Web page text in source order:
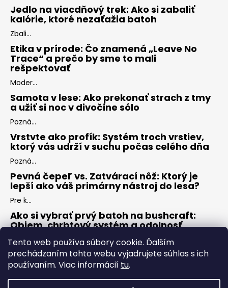
Tento web používa súbory cookie. Ďalším
prechádzaním tohto webu vyjadrujete súhlas s ich
používaním. Viac informácií tu.
Jedlo na viacdňový trek: Ako si zabaliť
kalórie, ktoré nezaťažia batoh
Zbali...
Etika v prírode: Čo znamená „Leave No
Trace“ a prečo by sme to mali
rešpektovať
Moder...
Samota v lese: Ako prekonať strach z tmy
a užiť si noc v divočine sólo
Pozná...
Vrstvte ako profík: Systém troch vrstiev,
ktorý vás udrží v suchu počas celého dňa
Pozná...
Pevná čepeľ vs. Zatvárací nôž: Ktorý je
lepší ako váš primárny nástroj do lesa?
Pre k...
Ako si vybrať prvý batoh na bushcraft:
Objem, chrbtový systém a odolnosť
Keď s...
ARCHÍV